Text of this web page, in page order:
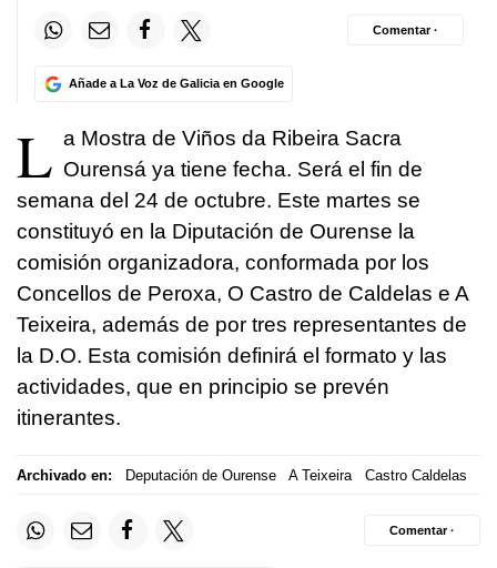
Añade a La Voz de Galicia en Google
Comentar ·
L a Mostra de Viños da Ribeira Sacra
Ourensá ya tiene fecha. Será el fin de
semana del 24 de octubre. Este martes se
constituyó en la Diputación de Ourense la
comisión organizadora, conformada por los
Concellos de Peroxa, O Castro de Caldelas e A
Teixeira, además de por tres representantes de
la D.O. Esta comisión definirá el formato y las
actividades, que en principio se prevén
itinerantes.
Archivado en: Deputación de Ourense A Teixeira Castro Caldelas
Comentar ·